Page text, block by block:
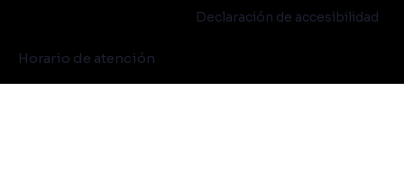
Declaración de accesibilidad
Horario de atención
Lunes - Viernes: 8:30 a.